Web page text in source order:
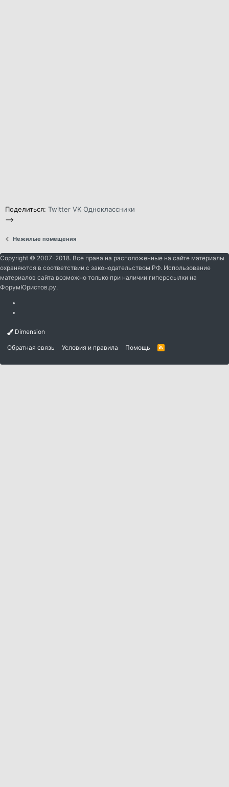
Поделиться: Twitter VK Одноклассники
-->
Нежилые помещения
Copyright © 2007-2018. Все права на расположенные на сайте материалы
охраняются в соответствии с законодательством РФ. Использование
материалов сайта возможно только при наличии гиперссылки на
ФорумЮристов.ру.
Dimension
Обратная связь Условия и правила Помощь